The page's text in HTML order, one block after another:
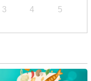
3 4 5